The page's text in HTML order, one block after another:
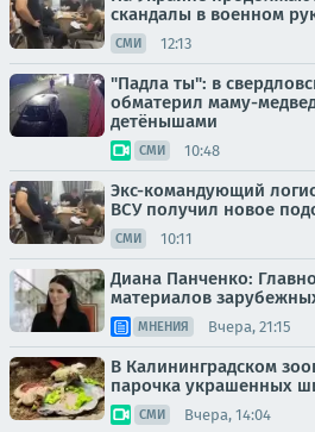
скандалы в военном
СМИ 12:13
"Падла ты": в
обматерил маму-
детёнышами
СМИ 10:48
Экс-командующий
ВСУ получил новое
СМИ 10:11
Диана Панченко:
материалов
МНЕНИЯ Вчера, 21:15
В Калининградском
парочка украшенных
СМИ Вчера, 14:04